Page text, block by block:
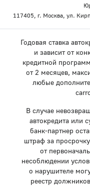
117405, г. Москва, ул.
Годовая ставка
и зависит от
кредитной
от 2 месяцев,
любые
В случае
автокредита или
банк-партнер
штраф за
от
несоблюдении
о нарушителе
реестр